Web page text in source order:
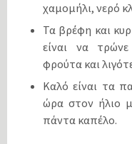
χαμομήλι, νερό
Τα βρέφη και
είναι να
φρούτα και
Καλό είναι τα
ώρα στον ήλιο
πάντα καπέλο.